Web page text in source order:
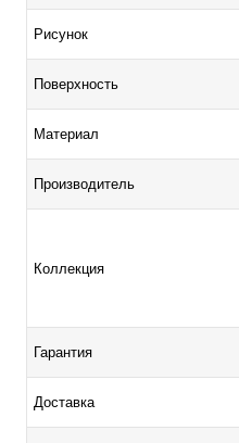
Рисунок
Поверхность
Материал
Производитель
Коллекция
Гарантия
Доставка